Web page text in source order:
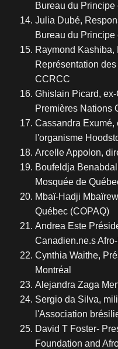
Bureau du Principe
Julia Dubé,
Bureau du Principe
Raymond
Représentation
CCRCC
Ghislain Picard,
Premières Nations
Cassandra Exumé,
l'organisme
Arcelle Appolon,
Boufeldja
Mosquée de
Mbaï-Hadji
Québec (COPAQ)
Andrea Este
Canadien.ne.s
Cynthia Waithe,
Montréal
Alejandra Zaga
Sergio da Silva,
l'Association
David T Foster-
Foundation and